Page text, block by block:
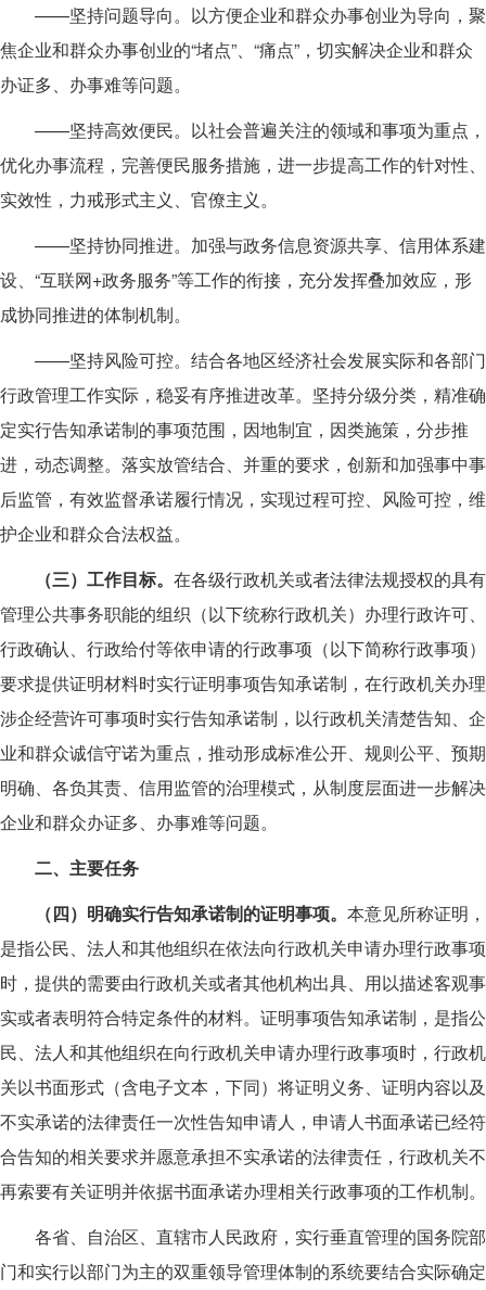
——坚持问题导向。以方便企业和群众办事创业为导向，聚
焦企业和群众办事创业的“堵点”、“痛点”，切实解决企业和群众
办证多、办事难等问题。
——坚持高效便民。以社会普遍关注的领域和事项为重点，
优化办事流程，完善便民服务措施，进一步提高工作的针对性、
实效性，力戒形式主义、官僚主义。
——坚持协同推进。加强与政务信息资源共享、信用体系建
设、“互联网+政务服务”等工作的衔接，充分发挥叠加效应，形
成协同推进的体制机制。
——坚持风险可控。结合各地区经济社会发展实际和各部门
行政管理工作实际，稳妥有序推进改革。坚持分级分类，精准确
定实行告知承诺制的事项范围，因地制宜，因类施策，分步推
进，动态调整。落实放管结合、并重的要求，创新和加强事中事
后监管，有效监督承诺履行情况，实现过程可控、风险可控，维
护企业和群众合法权益。
（三）工作目标。 在各级行政机关或者法律法规授权的具有
管理公共事务职能的组织（以下统称行政机关）办理行政许可、
行政确认、行政给付等依申请的行政事项（以下简称行政事项）
要求提供证明材料时实行证明事项告知承诺制，在行政机关办理
涉企经营许可事项时实行告知承诺制，以行政机关清楚告知、企
业和群众诚信守诺为重点，推动形成标准公开、规则公平、预期
明确、各负其责、信用监管的治理模式，从制度层面进一步解决
企业和群众办证多、办事难等问题。
二、主要任务
（四）明确实行告知承诺制的证明事项。 本意见所称证明，
是指公民、法人和其他组织在依法向行政机关申请办理行政事项
时，提供的需要由行政机关或者其他机构出具、用以描述客观事
实或者表明符合特定条件的材料。证明事项告知承诺制，是指公
民、法人和其他组织在向行政机关申请办理行政事项时，行政机
关以书面形式（含电子文本，下同）将证明义务、证明内容以及
不实承诺的法律责任一次性告知申请人，申请人书面承诺已经符
合告知的相关要求并愿意承担不实承诺的法律责任，行政机关不
再索要有关证明并依据书面承诺办理相关行政事项的工作机制。
各省、自治区、直辖市人民政府，实行垂直管理的国务院部
门和实行以部门为主的双重领导管理体制的系统要结合实际确定